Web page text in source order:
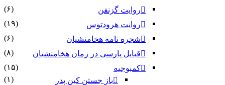
روایت گزنفن
(۶)
روایت هرودتوس
(۱۹)
شجره نامه هخامنشیان
(۶)
قبایل پارسی در زمان هخامنشیان
(۸)
کمبوجیه
(۱۵)
باز جستن کین پدر
(۱)